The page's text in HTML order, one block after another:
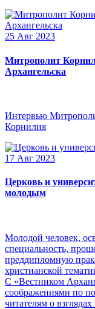
25 Авг 2023
Митрополит
Архангельска
Интервью
Корнилия
17 Авг 2023
Церковь и
молодым
Молодой человек,
специальность,
преддипломную
христианской
С «Вестником
соображениями по
читателям о